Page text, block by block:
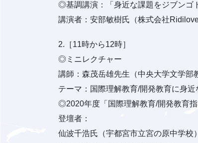
◎基調講演：「身近な課題をジブンゴ
講演者：安部敏樹氏（株式会社
2.［11時から12時］
◎ミニレクチャー
講師：森茂岳雄先生（中央大学文学部
テーマ：国際理解教育/開発教育に身近
◎2020年度「国際理解教育/開発教育
登壇者：
仙波千浩氏（宇都宮市立宮の原中学校）